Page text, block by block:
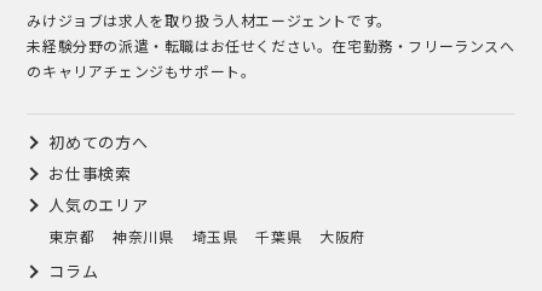
みけジョブは求人を取り扱う人材エージェントです。
未経験分野の派遣・転職はお任せください。在宅勤務・フリーランスへ
のキャリアチェンジもサポート。
初めての方へ
お仕事検索
人気のエリア
東京都 神奈川県 埼玉県 千葉県 大阪府
コラム